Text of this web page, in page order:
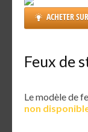
ACHETER
Feux de
Le modèle de
non